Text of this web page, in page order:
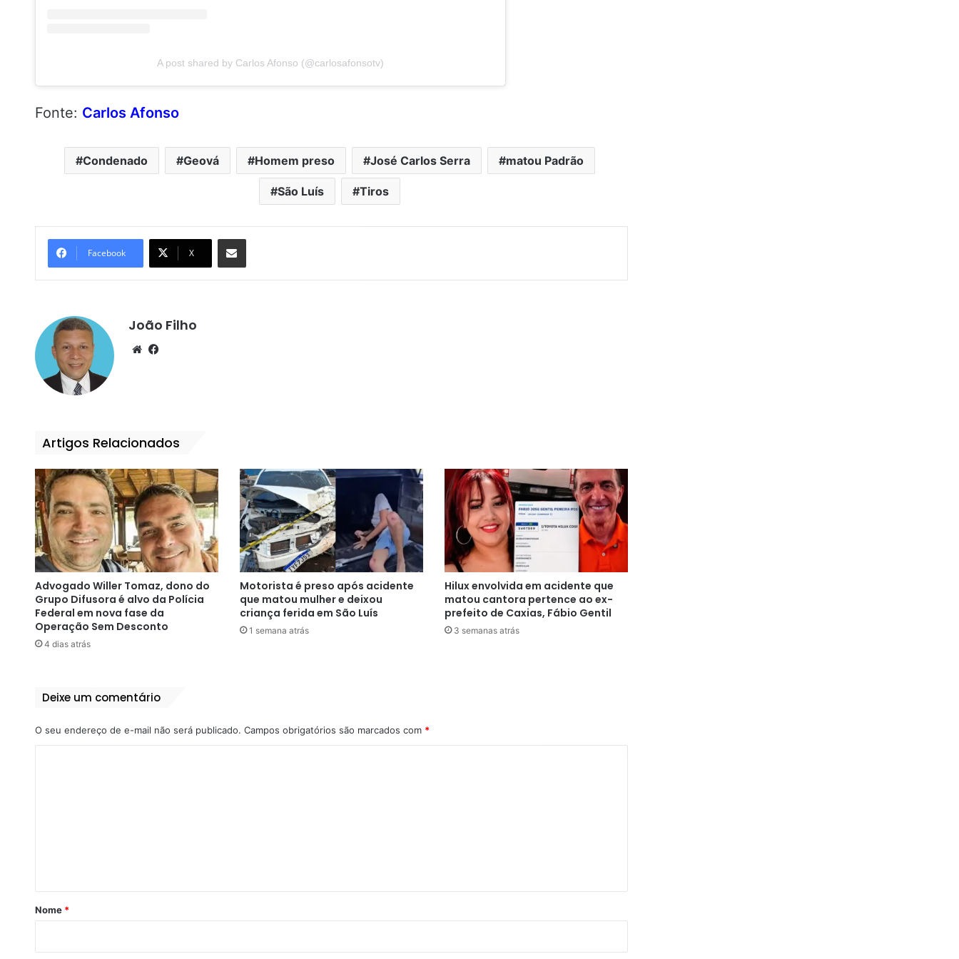
A post shared by Carlos Afonso (@carlosafonsotv)
Fonte: Carlos Afonso
Condenado Geová Homem preso José Carlos Serra matou Padrão
São Luís Tiros
Facebook X
Compartilhar por e-mail
João Filho
We
Artigos Relacionados
Advogado Willer Tomaz, dono do
Grupo Difusora é alvo da Polícia
Federal em nova fase da
Operação Sem Desconto
4 dias atrás
Motorista é preso após acidente
que matou mulher e deixou
criança ferida em São Luís
1 semana atrás
Hilux envolvida em acidente que
matou cantora pertence ao ex-
prefeito de Caxias, Fábio Gentil
3 semanas atrás
Deixe um comentário
O seu endereço de e-mail não será publicado. Campos obrigatórios são marcados com *
r
Nome *